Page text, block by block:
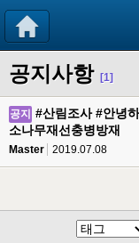
공지사항 [1]
공지
#산림조사 #안녕
소나무재선충병방재
Master 2019.07.08